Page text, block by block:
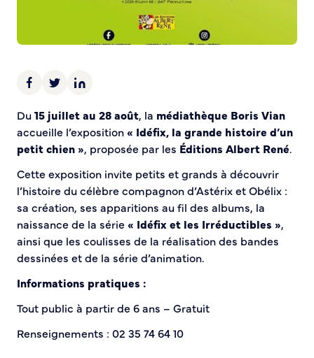
Du15 juillet au 28 août, la médiathèque Boris Vian
accueille l’exposition« Idéfix, la grande histoire d’un
petit chien », proposée par les Éditions Albert René.
Cette exposition invite petits et grands à découvrir
l’histoire du célèbre compagnon d’Astérix et Obélix :
sa création, ses apparitions au fil des albums, la
naissance de la série « Idéfix et les Irréductibles »,
ainsi que les coulisses de la réalisation des bandes
dessinées et de la série d’animation.
Informations pratiques :
Tout public à partir de 6 ans – Gratuit
Renseignements : 02 35 74 64 10
DÉCOUVRIR SORTIR
Patrimoine historique
Temps forts
Venir à Caudebec
Cadre de vie
Parcs et jardins
Entretien durable des espaces verts
Concours des maisons et balcons fleuris
Aide à l’achat d’un composteur ou récupérateur d’eau
S’informer